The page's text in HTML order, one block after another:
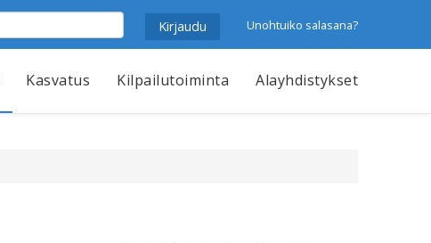
Unohtuiko salasana?
Kasvatus Kilpailutoiminta Alayhdistykset